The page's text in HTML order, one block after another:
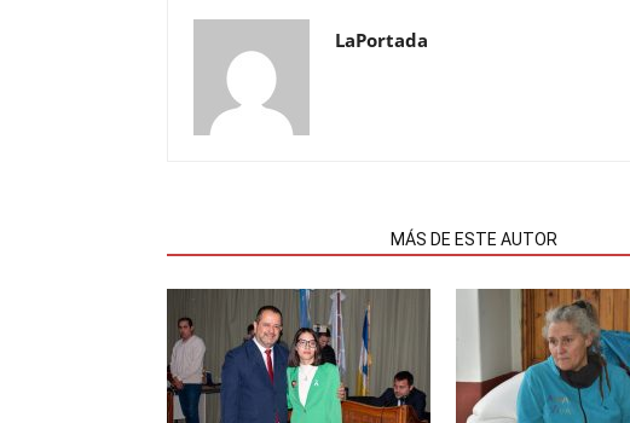
LaPortada
MÁS DE ESTE AUTOR